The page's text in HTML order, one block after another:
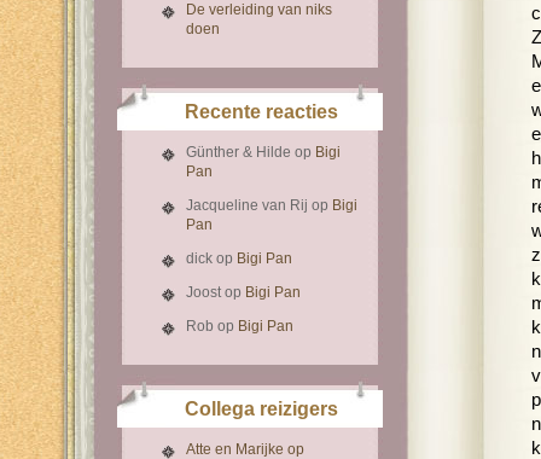
De verleiding van niks
doen
Recente reacties
Günther & Hilde op Bigi
Pan
Jacqueline van Rij op Bigi
Pan
dick op Bigi Pan
Joostop Bigi Pan
Rob op Bigi Pan
Collega reizigers
Atte en Marijke op